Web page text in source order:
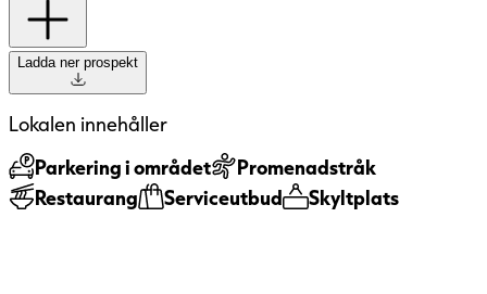
byggnaders hållbarhet ur ett
helhetsperspektiv, bland annat utifrån
energi, inomhusmiljö, material, vatten och
hur byggnaden förvaltas. Certifieringen
innebär att byggnadens miljöprestanda har
granskats och verifierats av en oberoende
tredje part.
Ladda ner prospekt
Lokalen innehåller
Parkering i området
Promenadstråk
Restaurang
Serviceutbud Skyltplats